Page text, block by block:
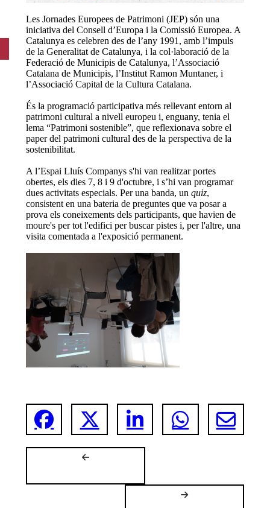
Les Jornades Europees de Patrimoni (JEP) són una
iniciativa del Consell d’Europa i la Comissió Europea. A
Catalunya es celebren des de l’any 1991, amb l’impuls
de la Generalitat de Catalunya, i la col·laboració de la
Federació de Municipis de Catalunya, l’Associació
Catalana de Municipis, l’Institut Ramon Muntaner, i
l’Associació Capital de la Cultura Catalana.
És la programació participativa més rellevant entorn al
patrimoni cultural a nivell europeu i, enguany, tenia el
lema “Patrimoni sostenible”, que reflexionava sobre el
paper del patrimoni cultural des de la perspectiva de la
sostenibilitat.
A l’Espai Lluís Companys s'hi van realitzar portes
obertes, els dies 7, 8 i 9 d'octubre, i s’hi van programar
dues activitats especials. Per una banda, unquiz,
consistent en una bateria de preguntes que va posar a
prova els coneixements dels participants, que havien de
moure's per tot l'edifici per buscar pistes i, per l'altre, una
visita comentada a l'exposició permanent.